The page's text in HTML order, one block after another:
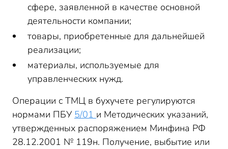
сфере, заявленной в качестве основной
деятельности компании;
товары, приобретенные для дальнейшей
реализации;
материалы, используемые для
управленческих нужд.
Операции с ТМЦ в бухучете регулируются
нормами ПБУ 5/01 и Методических указаний,
утвержденных распоряжением Минфина РФ
28.12.2001 № 119н. Получение, выбытие или